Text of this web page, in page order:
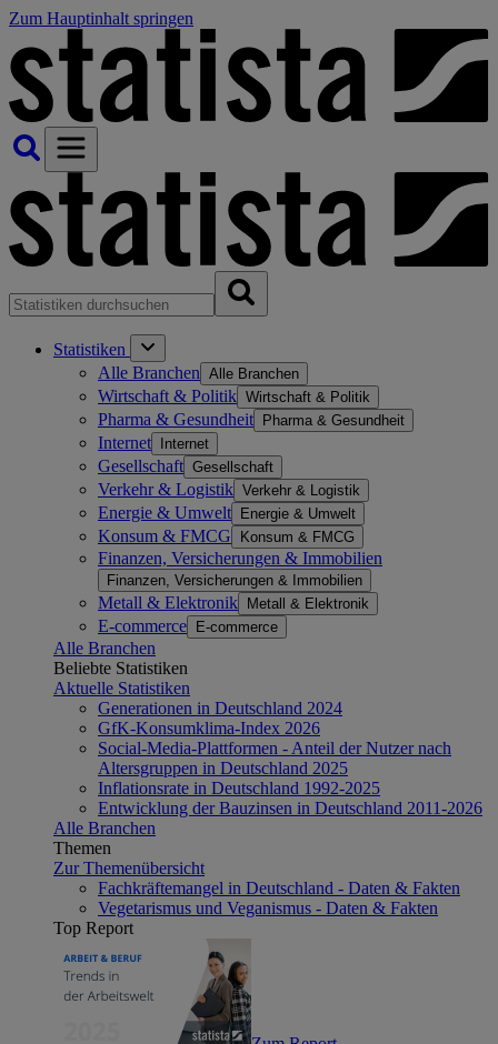
Zum Hauptinhalt springen
Statistiken
Alle Branchen Alle Branchen
Wirtschaft & Politik Wirtschaft & Politik
Pharma & Gesundheit Pharma & Gesundheit
Internet Internet
Gesellschaft Gesellschaft
Verkehr & Logistik Verkehr & Logistik
Energie & Umwelt Energie & Umwelt
Konsum & FMCG Konsum & FMCG
Finanzen, Versicherungen & Immobilien
Finanzen, Versicherungen & Immobilien
Metall & Elektronik Metall & Elektronik
E-commerce E-commerce
Alle Branchen
Beliebte Statistiken
Aktuelle Statistiken
Generationen in Deutschland 2024
GfK-Konsumklima-Index 2026
Social-Media-Plattformen - Anteil der Nutzer nach
Altersgruppen in Deutschland 2025
Inflationsrate in Deutschland 1992-2025
Entwicklung der Bauzinsen in Deutschland 2011-2026
Alle Branchen
Themen
Zur Themenübersicht
Fachkräftemangel in Deutschland - Daten & Fakten
Vegetarismus und Veganismus - Daten & Fakten
Top Report